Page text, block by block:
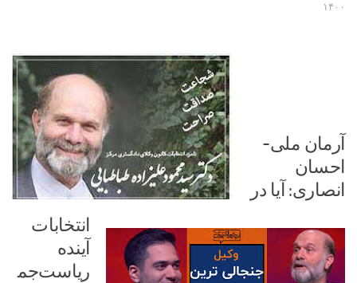
۱۴۰۰
آرمان ملی-
احسان
انصاری: آیا در
انتخابات
آینده
ریاست‌جم